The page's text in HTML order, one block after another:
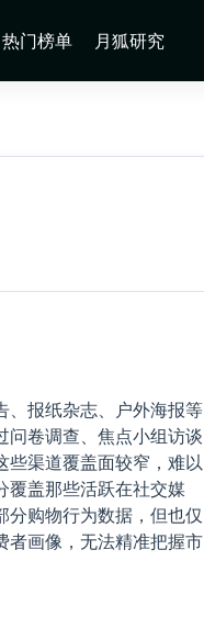
热门榜单 月狐研究
、报纸杂志、户外海报等
问卷调查、焦点小组访谈
些渠道覆盖面较窄，难以
覆盖那些活跃在社交媒
购物行为数据，但也仅
者画像，无法精准把握市